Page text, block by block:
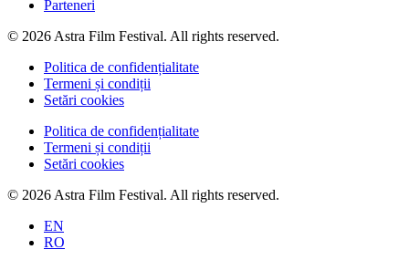
Parteneri
© 2026 Astra Film Festival. All rights reserved.
Politica de confidențialitate
Termeni și condiții
Setări cookies
Politica de confidențialitate
Termeni și condiții
Setări cookies
© 2026 Astra Film Festival. All rights reserved.
EN
RO